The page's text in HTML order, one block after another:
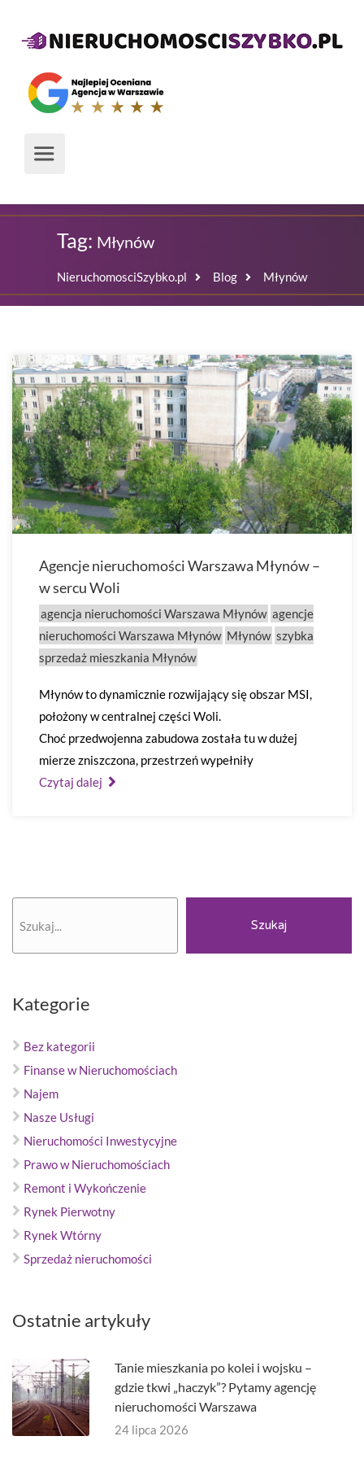
Tag: Młynów
NieruchomosciSzybko.pl Blog Młynów
Agencje nieruchomości Warszawa Młynów –
w sercu Woli
agencja nieruchomości Warszawa Młynów agencje
nieruchomości Warszawa Młynów Młynów szybka
sprzedaż mieszkania Młynów
Młynów to dynamicznie rozwijający się obszar MSI,
położony w centralnej części Woli.
Choć przedwojenna zabudowa została tu w dużej
mierze zniszczona, przestrzeń wypełniły
Czytaj dalej
Szukaj
Kategorie
Bez kategorii
Finanse w Nieruchomościach
Najem
Nasze Usługi
Nieruchomości Inwestycyjne
Prawo w Nieruchomościach
Remont i Wykończenie
Rynek Pierwotny
Rynek Wtórny
Sprzedaż nieruchomości
Ostatnie artykuły
Tanie mieszkania po kolei i wojsku –
gdzie tkwi „haczyk”? Pytamy agencję
nieruchomości Warszawa
24 lipca 2026